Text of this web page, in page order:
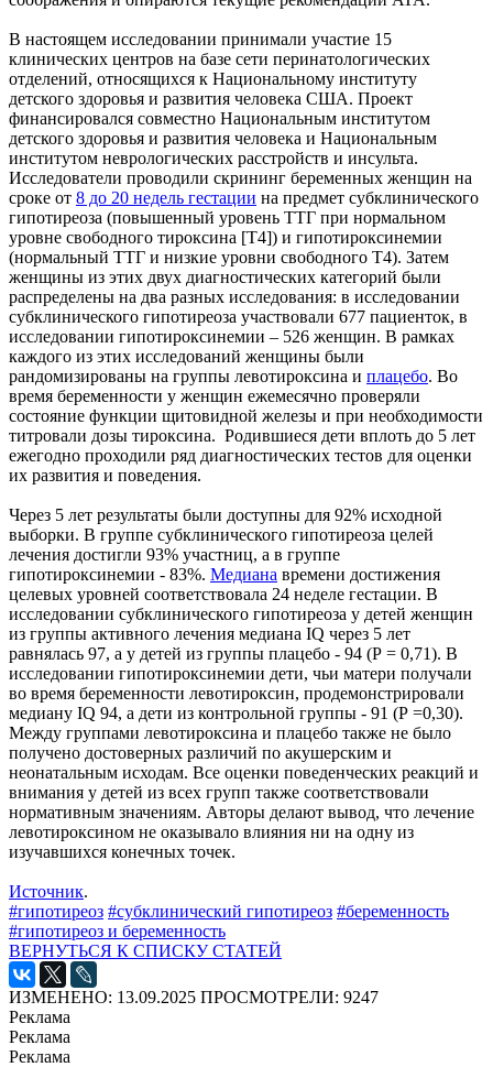
В настоящем исследовании принимали участие 15
клинических центров на базе сети перинатологических
отделений, относящихся к Национальному институту
детского здоровья и развития человека США. Проект
финансировался совместно Национальным институтом
детского здоровья и развития человека и Национальным
институтом неврологических расстройств и инсульта.
Исследователи проводили скрининг беременных женщин на
сроке от 8 до 20 недель гестации на предмет субклинического
гипотиреоза (повышенный уровень ТТГ при нормальном
уровне свободного тироксина [T4]) и гипотироксинемии
(нормальный ТТГ и низкие уровни свободного T4). Затем
женщины из этих двух диагностических категорий были
распределены на два разных исследования: в исследовании
субклинического гипотиреоза участвовали 677 пациенток, в
исследовании гипотироксинемии – 526 женщин. В рамках
каждого из этих исследований женщины были
рандомизированы на группы левотироксина и плацебо. Во
время беременности у женщин ежемесячно проверяли
состояние функции щитовидной железы и при необходимости
титровали дозы тироксина. Родившиеся дети вплоть до 5 лет
ежегодно проходили ряд диагностических тестов для оценки
их развития и поведения.
Через 5 лет результаты были доступны для 92% исходной
выборки. В группе субклинического гипотиреоза целей
лечения достигли 93% участниц, а в группе
гипотироксинемии - 83%. Медиана времени достижения
целевых уровней соответствовала 24 неделе гестации. В
исследовании субклинического гипотиреоза у детей женщин
из группы активного лечения медиана IQ через 5 лет
равнялась 97, а у детей из группы плацебо - 94 (P = 0,71). В
исследовании гипотироксинемии дети, чьи матери получали
во время беременности левотироксин, продемонстрировали
медиану IQ 94, а дети из контрольной группы - 91 (P =0,30).
Между группами левотироксина и плацебо также не было
получено достоверных различий по акушерским и
неонатальным исходам. Все оценки поведенческих реакций и
внимания у детей из всех групп также соответствовали
нормативным значениям. Авторы делают вывод, что лечение
левотироксином не оказывало влияния ни на одну из
изучавшихся конечных точек.
Источник.
#гипотиреоз #субклинический гипотиреоз #беременность
#гипотиреоз и беременность
ВЕРНУТЬСЯ К СПИСКУ СТАТЕЙ
ИЗМЕНЕНО: 13.09.2025 ПРОСМОТРЕЛИ: 9247
Реклама
Реклама
Реклама